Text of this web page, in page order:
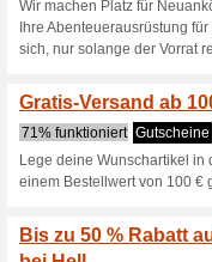
Unsere
Hol dir